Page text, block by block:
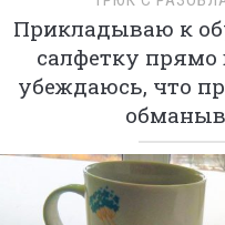
Прикладываю к
салфетку прямо
убеждаюсь, что